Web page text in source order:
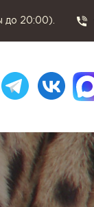
до 20:00).